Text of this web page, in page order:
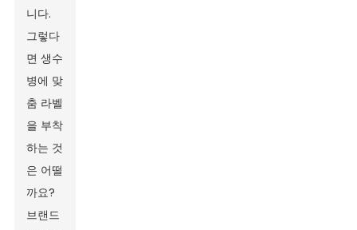
니다.
그렇다
면 생수
병에 맞
춤 라벨
을 부착
하는 것
은 어떨
까요?
브랜드